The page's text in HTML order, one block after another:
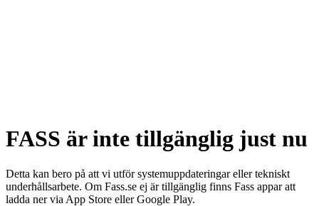
FASS är inte tillgänglig just nu
Detta kan bero på att vi utför systemuppdateringar eller tekniskt
underhållsarbete. Om Fass.se ej är tillgänglig finns Fass appar att
ladda ner via App Store eller Google Play.